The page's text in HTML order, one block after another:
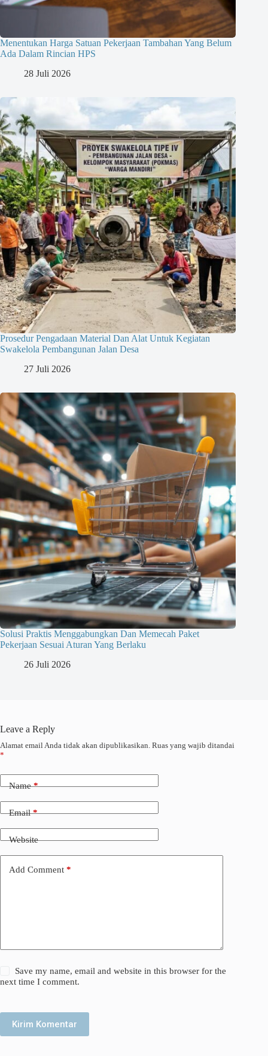
Menentukan Harga Satuan Pekerjaan Tambahan Yang Belum
Ada Dalam Rincian HPS
28 Juli 2026
Prosedur Pengadaan Material Dan Alat Untuk Kegiatan
Swakelola Pembangunan Jalan Desa
27 Juli 2026
Solusi Praktis Menggabungkan Dan Memecah Paket
Pekerjaan Sesuai Aturan Yang Berlaku
26 Juli 2026
Leave a Reply
Alamat email Anda tidak akan dipublikasikan. Ruas yang wajib ditandai
*
Name*
Email*
Website
Add Comment *
Save my name, email and website in this browser for the
next time I comment.
Kirim Komentar